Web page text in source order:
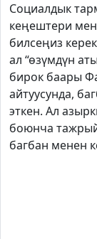
Социалдык
кеңештери
билсеңиз
ал “өзүмдүн
бирок баары
айтуусунда,
эткен. Ал
боюнча
багбан менен